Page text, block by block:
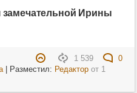
замечательной Ирины
1 539
0
| Разместил: Редакторот 1